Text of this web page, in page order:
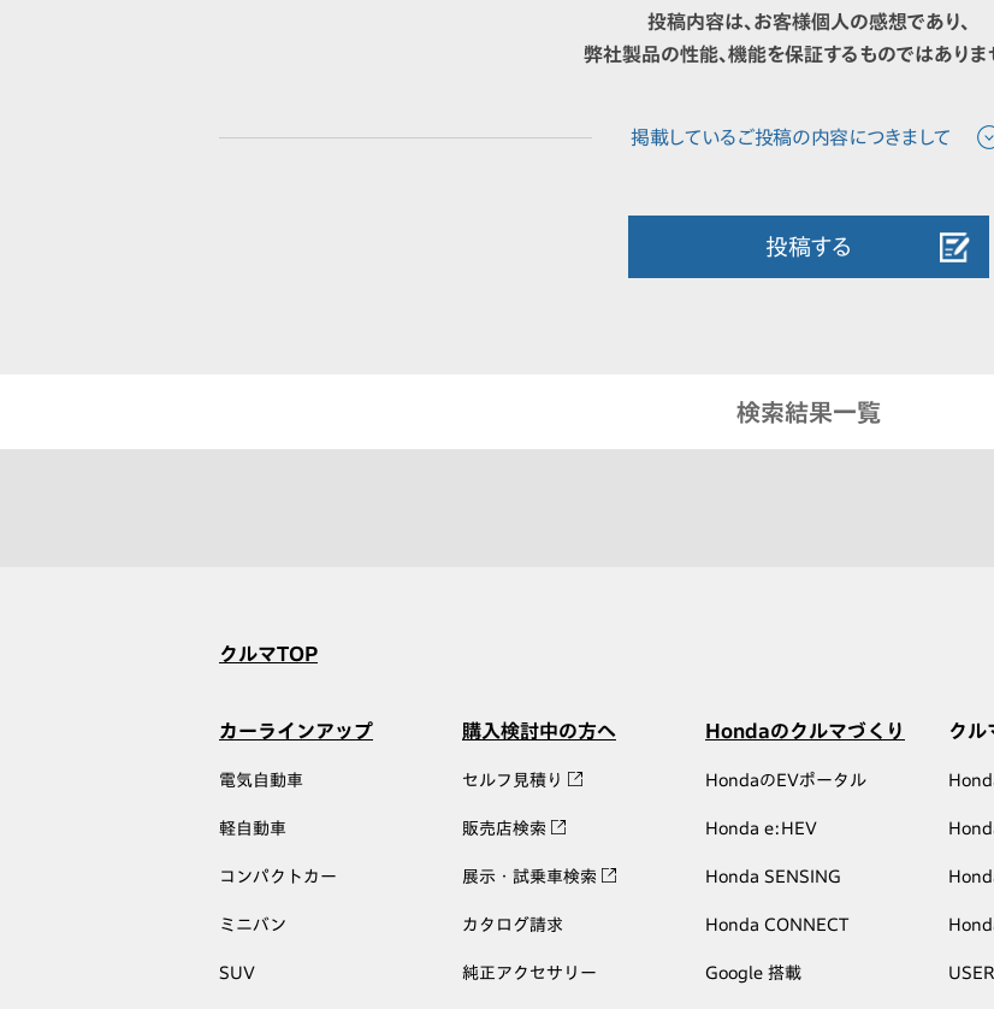
投稿内容は、お客様個人の感想であり、
弊社製品の性能、機能を保証するものではありま
投稿する
検索結果一覧
クルマTOP
カーラインアップ
電気自動車
軽自動車
コンパクトカー
ミニバン
SUV
購入検討中の方へ
セルフ見積り
販売店検索
展示・試乗車検索
カタログ請求
純正アクセサリー
Hondaのクルマづくり
HondaのEVポータル
Honda e:HEV
Honda SENSING
Honda CONNECT
Google 搭載
クル